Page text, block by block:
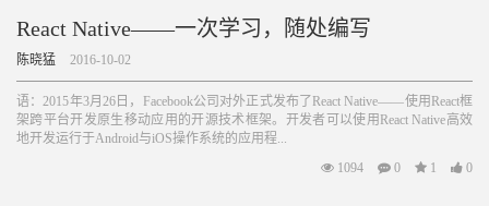
React Native——一次学习，随处编写
陈晓猛 2016-10-02
语：2015年3月26日，Facebook公司对外正式发布了React Native——使用React框
架跨平台开发原生移动应用的开源技术框架。开发者可以使用React Native高效
地开发运行于Android与iOS操作系统的应用程...
1094
0 1 0